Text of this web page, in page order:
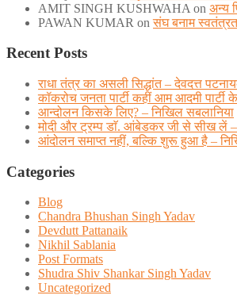
AMIT SINGH KUSHWAHA on अन्य
PAWAN KUMAR onसंघ बनाम
Recent Posts
राधा तंत्र का असली सिद्धांत – देवदत्त
कॉकरोच जनता पार्टी कहीं आम आदमी
आन्दोलन किसके लिए? – निखिल सबलानिया
मोदी और ट्रम्प डाॅ. आंबेडकर जी से सीख लें –
आंदोलन समाप्त नहीं, बल्कि शुरू हुआ है –
Categories
Blog
Chandra Bhushan Singh Yadav
Devdutt Pattanaik
Nikhil Sablania
Post Formats
Shudra Shiv Shankar Singh Yadav
Uncategorized